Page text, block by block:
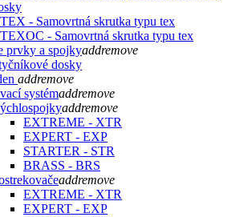
- Samovrtná skrutka typu tex
- Samovrtná skrutka typu tex
prvky a spojkyaddremove
dosky
addremove
systémaddremove
addremove
EXTREME - XTR
EXPERT - EXP
STARTER - STR
BRASS - BRS
addremove
EXTREME - XTR
EXPERT - EXP